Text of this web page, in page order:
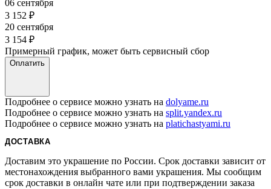
06 сентября
3 152 ₽
20 сентября
3 154 ₽
Примерный график, может быть сервисный сбор
Оплатить
Подробнее о сервисе можно узнать на dolyame.ru
Подробнее о сервисе можно узнать на split.yandex.ru
Подробнее о сервисе можно узнать на platichastyami.ru
ДОСТАВКА
Доставим это украшение по России. Срок доставки зависит от
местонахождения выбранного вами украшения. Мы сообщим
срок доставки в онлайн чате или при подтверждении заказа